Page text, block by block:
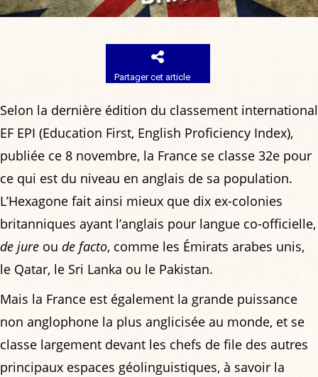
Partager cet article
Selon la dernière édition du classement international
EF EPI (Education First, English Proficiency Index),
publiée ce 8 novembre, la France se classe 32e pour
ce qui est du niveau en anglais de sa population.
L’Hexagone fait ainsi mieux que dix ex-colonies
britanniques ayant l’anglais pour langue co-officielle,
de jure ou de facto, comme les Émirats arabes unis,
le Qatar, le Sri Lanka ou le Pakistan.
Mais la France est également la grande puissance
non anglophone la plus anglicisée au monde, et se
classe largement devant les chefs de file des autres
principaux espaces géolinguistiques, à savoir la